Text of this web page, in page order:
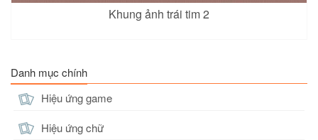
Khung ảnh trái tim 2
Danh mục chính
Hiệu ứng game
Hiệu ứng chữ